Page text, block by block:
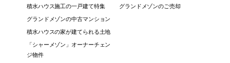
積水ハウス施工の一戸建て特集
グランドメゾンの中古マンション
積水ハウスの家が建てられる土地
「シャーメゾン」オーナーチェン
ジ物件
グランドメゾンのご売却